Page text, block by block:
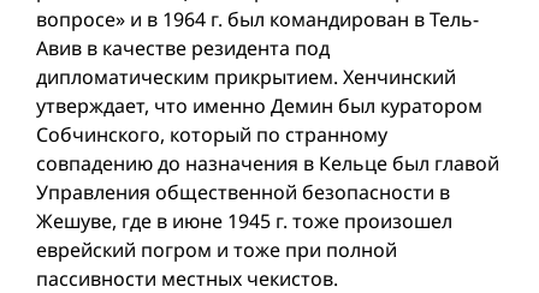
вопросе» и в 1964 г. был командирован в Тель-
Авив в качестве резидента под
дипломатическим прикрытием. Хенчинский
утверждает, что именно Демин был куратором
Собчинского, который по странному
совпадению до назначения в Кельце был главой
Управления общественной безопасности в
Жешуве, где в июне 1945 г. тоже произошел
еврейский погром и тоже при полной
пассивности местных чекистов.